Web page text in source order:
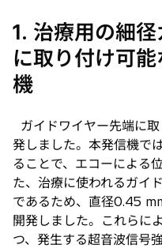
1. 治療用の細
に取り付け可
機
ガイドワイヤー先端に
発しました。本発信機で
ることで、エコーによる
た、治療に使われるガイ
であるため、直径0.45
開発しました。これらに
つ、発生する超音波信号